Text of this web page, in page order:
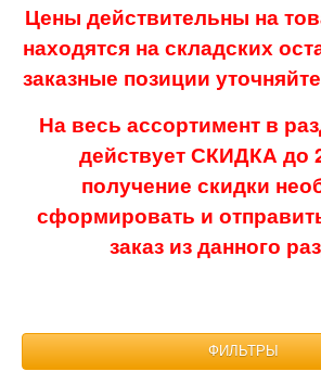
Цены действительны на
находятся на складских
заказные позиции
На весь ассортимент в
действует СКИДКА до
получение скидки
сформировать и
заказ из данного
ФИЛЬТРЫ